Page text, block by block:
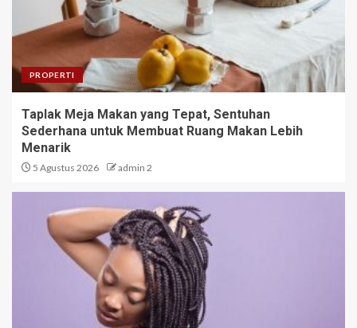
PROPERTI
Taplak Meja Makan yang Tepat, Sentuhan
Sederhana untuk Membuat Ruang Makan Lebih
Menarik
5 Agustus 2026 admin 2